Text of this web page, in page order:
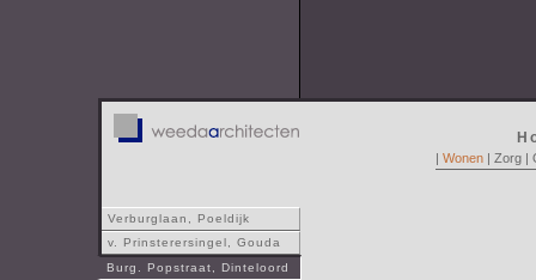
| Wonen | Zorg |
Verburglaan, Poeldijk
v. Prinsterersingel, Gouda
Burg. Popstraat, Dinteloord